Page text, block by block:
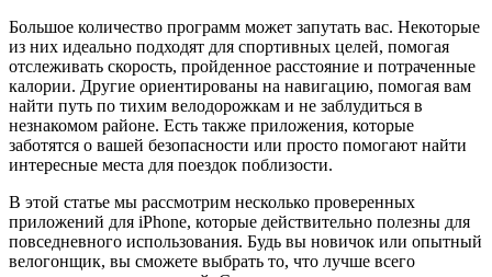
Большое количество программ может запутать вас. Некоторые
из них идеально подходят для спортивных целей, помогая
отслеживать скорость, пройденное расстояние и потраченные
калории. Другие ориентированы на навигацию, помогая вам
найти путь по тихим велодорожкам и не заблудиться в
незнакомом районе. Есть также приложения, которые
заботятся о вашей безопасности или просто помогают найти
интересные места для поездок поблизости.
В этой статье мы рассмотрим несколько проверенных
приложений для iPhone, которые действительно полезны для
повседневного использования. Будь вы новичок или опытный
велогонщик, вы сможете выбрать то, что лучше всего